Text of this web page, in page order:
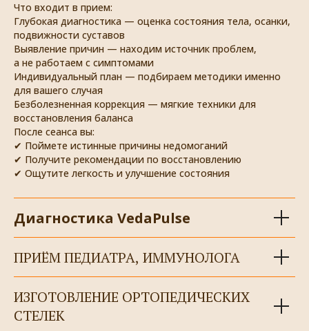
Что входит в прием:
Глубокая диагностика — оценка состояния тела, осанки,
подвижности суставов
Выявление причин — находим источник проблем,
а не работаем с симптомами
Индивидуальный план — подбираем методики именно
для вашего случая
Безболезненная коррекция — мягкие техники для
восстановления баланса
После сеанса вы:
✔ Поймете истинные причины недомоганий
✔ Получите рекомендации по восстановлению
✔ Ощутите легкость и улучшение состояния
Диагностика VedaPulse
ПРИЁМ ПЕДИАТРА, ИММУНОЛОГА
ИЗГОТОВЛЕНИЕ ОРТОПЕДИЧЕСКИХ
СТЕЛЕК